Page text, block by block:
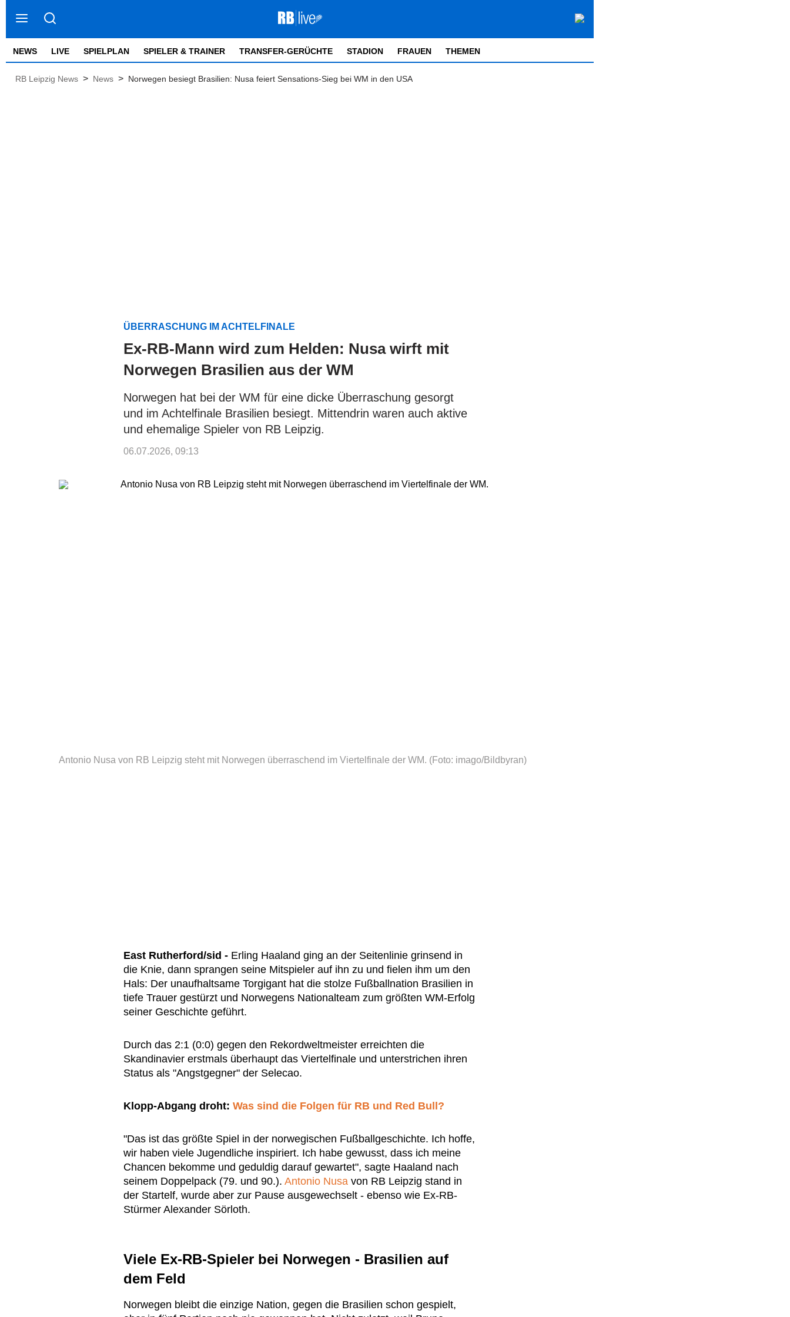
NEWS LIVE SPIELPLAN SPIELER & TRAINER TRANSFER-GERÜCHTE STADION FRAUEN THEMEN
RB Leipzig News > News > Norwegen besiegt Brasilien: Nusa feiert Sensations-Sieg bei WM in den USA
ÜBERRASCHUNG IM ACHTELFINALE
Ex-RB-Mann wird zum Helden: Nusa wirft mit
Norwegen Brasilien aus der WM
Norwegen hat bei der WM für eine dicke Überraschung gesorgt
und im Achtelfinale Brasilien besiegt. Mittendrin waren auch aktive
und ehemalige Spieler von RB Leipzig.
06.07.2026, 09:13
Antonio Nusa von RB Leipzig steht mit Norwegen überraschend im Viertelfinale der WM. (Foto: imago/Bildbyran)
East Rutherford/sid - Erling Haaland ging an der Seitenlinie grinsend in
die Knie, dann sprangen seine Mitspieler auf ihn zu und fielen ihm um den
Hals: Der unaufhaltsame Torgigant hat die stolze Fußballnation Brasilien in
tiefe Trauer gestürzt und Norwegens Nationalteam zum größten WM-Erfolg
seiner Geschichte geführt.
Durch das 2:1 (0:0) gegen den Rekordweltmeister erreichten die
Skandinavier erstmals überhaupt das Viertelfinale und unterstrichen ihren
Status als "Angstgegner" der Selecao.
Klopp-Abgang droht: Was sind die Folgen für RB und Red Bull?
"Das ist das größte Spiel in der norwegischen Fußballgeschichte. Ich hoffe,
wir haben viele Jugendliche inspiriert. Ich habe gewusst, dass ich meine
Chancen bekomme und geduldig darauf gewartet", sagte Haaland nach
seinem Doppelpack (79. und 90.). Antonio Nusa von RB Leipzig stand in
der Startelf, wurde aber zur Pause ausgewechselt - ebenso wie Ex-RB-
Stürmer Alexander Sörloth.
Viele Ex-RB-Spieler bei Norwegen - Brasilien auf
dem Feld
Norwegen bleibt die einzige Nation, gegen die Brasilien schon gespielt,